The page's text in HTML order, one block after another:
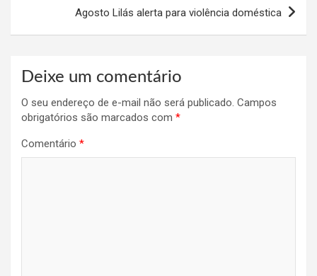
Agosto Lilás alerta para violência doméstica
Deixe um comentário
O seu endereço de e-mail não será publicado. Campos
obrigatórios são marcados com *
Comentário *